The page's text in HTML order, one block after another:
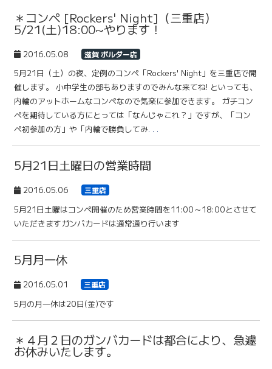
＊コンペ [Rockers' Night]（三重店）
5/21(土)18:00~やります！
2016.05.08 滋賀 ボルダー店
5月21日（土）の夜、定例のコンペ「Rockers' Night」を三重店で開
催します。 小中学生の部もありますのでみんな来てね! といっても、
内輪のアットホームなコンペなので気楽に参加できます。 ガチコン
ペを期待している方にとっては「なんじゃこれ？」ですが、「コン
ペ初参加の方」や「内輪で勝負してみ. . .
5月21日土曜日の営業時間
2016.05.06 三重店
5月21日土曜はコンペ開催のため営業時間を11:00～18:00とさせて
いただきますガンバカードは通常通り行います
5月月一休
2016.05.01 三重店
5月の月一休は20日(金)です
＊４月２日のガンバカードは都合により、急遽
お休みいたします。